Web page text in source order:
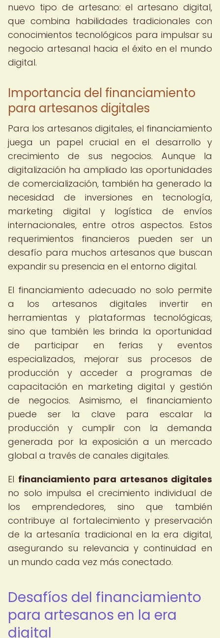
nuevo tipo de artesano: el artesano digital,
que combina habilidades tradicionales con
conocimientos tecnológicos para impulsar su
negocio artesanal hacia el éxito en el mundo
digital.
Importancia del financiamiento
para artesanos digitales
Para los artesanos digitales, el financiamiento
juega un papel crucial en el desarrollo y
crecimiento de sus negocios. Aunque la
digitalización ha ampliado las oportunidades
de comercialización, también ha generado la
necesidad de inversiones en tecnología,
marketing digital y logística de envíos
internacionales, entre otros aspectos. Estos
requerimientos financieros pueden ser un
desafío para muchos artesanos que buscan
expandir su presencia en el entorno digital.
El financiamiento adecuado no solo permite
a los artesanos digitales invertir en
herramientas y plataformas tecnológicas,
sino que también les brinda la oportunidad
de participar en ferias y eventos
especializados, mejorar sus procesos de
producción y acceder a programas de
capacitación en marketing digital y gestión
de negocios. Asimismo, el financiamiento
puede ser la clave para escalar la
producción y cumplir con la demanda
generada por la exposición a un mercado
global a través de canales digitales.
El financiamiento para artesanos digitales
no solo impulsa el crecimiento individual de
los emprendedores, sino que también
contribuye al fortalecimiento y preservación
de la artesanía tradicional en la era digital,
asegurando su relevancia y continuidad en
un mundo cada vez más conectado.
Desafíos del financiamiento
para artesanos en la era
digital